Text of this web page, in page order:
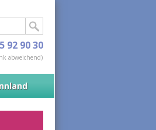
92 90 30
abweichend)